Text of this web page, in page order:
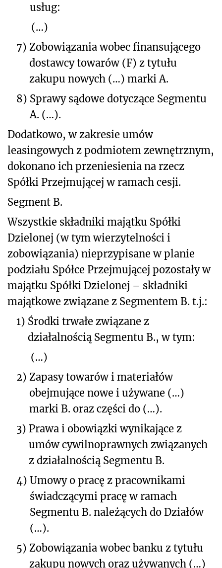
usług:
(…)
7) Zobowiązania wobec finansującego
dostawcy towarów (F) z tytułu
zakupu nowych (…) marki A.
8) Sprawy sądowe dotyczące Segmentu
A. (…).
Dodatkowo, w zakresie umów
leasingowych z podmiotem zewnętrznym,
dokonano ich przeniesienia na rzecz
Spółki Przejmującej w ramach cesji.
Segment B.
Wszystkie składniki majątku Spółki
Dzielonej (w tym wierzytelności i
zobowiązania) nieprzypisane w planie
podziału Spółce Przejmującej pozostały w
majątku Spółki Dzielonej – składniki
majątkowe związane z Segmentem B. t.j.:
1) Środki trwałe związane z
działalnością Segmentu B., w tym:
(…)
2) Zapasy towarów i materiałów
obejmujące nowe i używane (…)
marki B. oraz części do (…).
3) Prawa i obowiązki wynikające z
umów cywilnoprawnych związanych
z działalnością Segmentu B.
4) Umowy o pracę z pracownikami
świadczącymi pracę w ramach
Segmentu B. należących do Działów
(…).
5) Zobowiązania wobec banku z tytułu
zakupu nowych oraz używanych (…)